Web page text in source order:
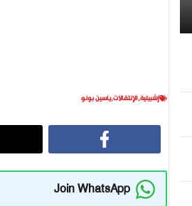
إشبيلية,الإنتقالات,ياسين بونو
Join WhatsApp